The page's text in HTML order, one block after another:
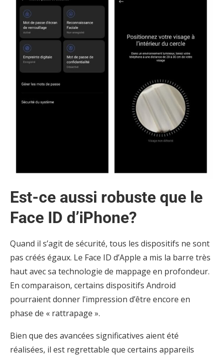
Est-ce aussi robuste que le
Face ID d’iPhone?
Quand il s’agit de sécurité, tous les dispositifs ne sont
pas créés égaux. Le Face ID d’Apple a mis la barre très
haut avec sa technologie de mappage en profondeur.
En comparaison, certains dispositifs Android
pourraient donner l’impression d’être encore en
phase de « rattrapage ».
Bien que des avancées significatives aient été
réalisées, il est regrettable que certains appareils